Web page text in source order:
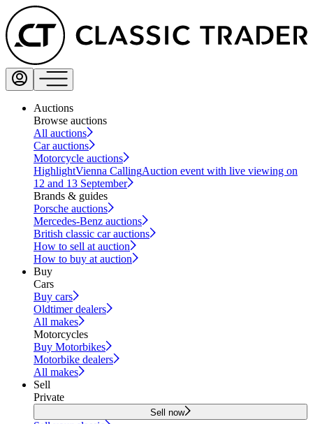
Auctions
Browse auctions
All auctions
Car auctions
Motorcycle auctions
HighlightVienna CallingAuction event with live viewing on
12 and 13 September
Brands & guides
Porsche auctions
Mercedes-Benz auctions
British classic car auctions
How to sell at auction
How to buy at auction
Buy
Cars
Buy cars
Oldtimer dealers
All makes
Motorcycles
Buy Motorbikes
Motorbike dealers
All makes
Sell
Private
Sell now